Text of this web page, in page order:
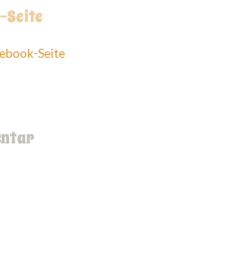
Seite
Seite